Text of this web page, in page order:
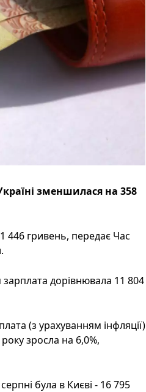
зменшилася на 358
446 гривень, передає Час
дорівнювала 11 804
(з урахуванням інфляції)
зросла на 6,0%,
була в Києві - 16 795